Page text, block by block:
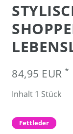
84,95 EUR *
Inhalt 1 Stück
Fettleder